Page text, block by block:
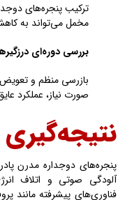
ترکیب پنجره‌های
مخمل می‌تواند به
بررسی دوره‌ای
بازرسی منظم و
صورت نیاز، عملکرد
نتیجه‌گیری
پنجره‌های دوجداره مدرن
آلودگی صوتی و اتلاف